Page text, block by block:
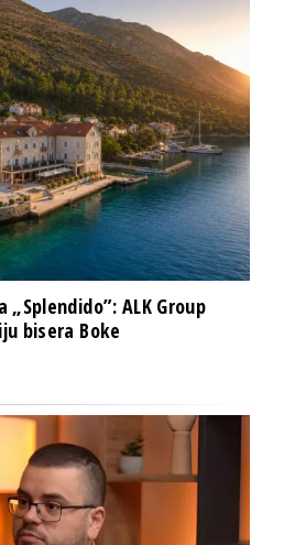
ALK Group
bisera Boke